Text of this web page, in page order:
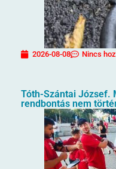
2026-08-08 Nincs
Tóth-Szántai József.
rendbontás nem